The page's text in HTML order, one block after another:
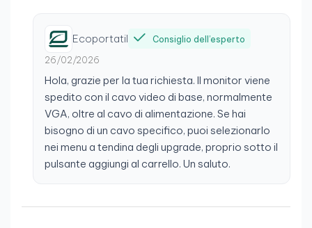
Ecoportatil Consiglio dell’esperto
26/02/2026
Hola, grazie per la tua richiesta. Il monitor viene
spedito con il cavo video di base, normalmente
VGA, oltre al cavo di alimentazione. Se hai
bisogno di un cavo specifico, puoi selezionarlo
nei menu a tendina degli upgrade, proprio sotto il
pulsante aggiungi al carrello. Un saluto.